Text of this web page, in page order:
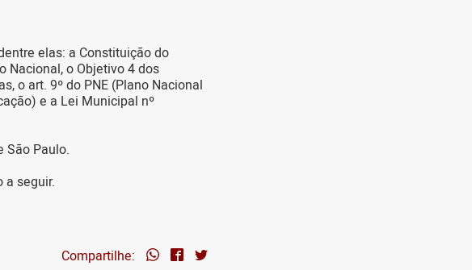
elas: a Constituição do
Nacional, o Objetivo 4 dos
o art. 9º do PNE (Plano Nacional
e a Lei Municipal nº
São Paulo.
a seguir.
Compartilhe: